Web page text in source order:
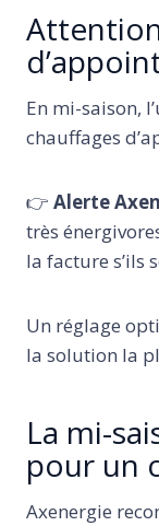
En mi-saison,
chauffages
👉 Alerte
très
la facture s’ils
Un réglage
la solution la
La mi-
pour un
Axenergie